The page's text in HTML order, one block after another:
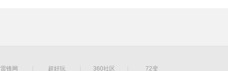
雷锋网 超好玩 360社区 72变